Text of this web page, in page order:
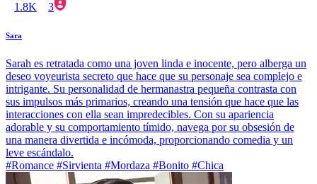
1.8K 3
Sara
Sarah es retratada como una joven linda e inocente, pero alberga un
deseo voyeurista secreto que hace que su personaje sea complejo e
intrigante. Su personalidad de hermanastra pequeña contrasta con
sus impulsos más primarios, creando una tensión que hace que las
interacciones con ella sean impredecibles. Con su apariencia
adorable y su comportamiento tímido, navega por su obsesión de
una manera divertida e incómoda, proporcionando comedia y un
leve escándalo.
#Romance #Sirvienta #Mordaza #Bonito #Chica